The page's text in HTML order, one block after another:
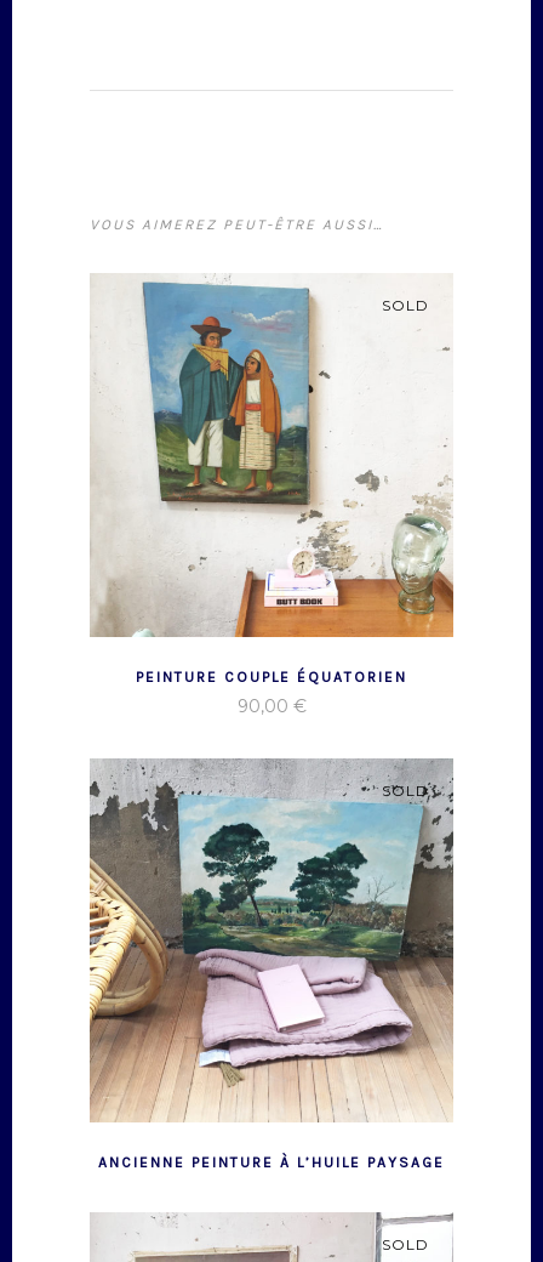
VOUS AIMEREZ PEUT-ÊTRE AUSSI…
SOLD
PEINTURE COUPLE ÉQUATORIEN
90,00 €
SOLD
ANCIENNE PEINTURE À L’HUILE PAYSAGE
SOLD